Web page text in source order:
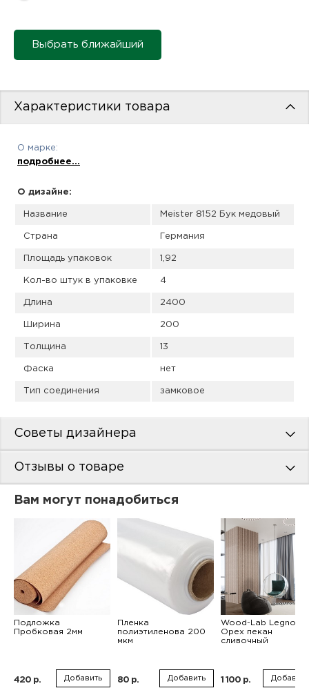
Выбрать ближайший
Характеристики товара
О марке:
подробнее...
О дизайне:
Название Meister 8152 Бук медовый
Страна Германия
Площадь упаковок 1,92
Кол-во штук в упаковке 4
Длина 2400
Ширина 200
Толщина 13
Фаска нет
Тип соединения замковое
Советы дизайнера
Отзывы о товаре
Вам могут понадобиться
Подложка
Пробковая 2мм
420 р. Добавить
Пленка
полиэтиленова 200
мкм
80 р. Добавить
Wood-Lab Legno
Орех пекан
сливочный
1 100 р. Добавить